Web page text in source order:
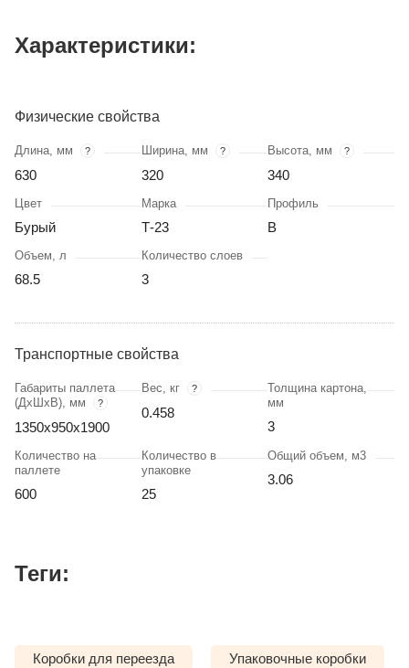
Характеристики:
Физические свойства
Длина, мм ?
630
Ширина, мм ?
320
Высота, мм ?
340
Цвет
Бурый
Марка
Т-23
Профиль
В
Объем, л
68.5
Количество слоев
3
Транспортные свойства
Габариты паллета
(ДхШхВ), мм
?
1350х950х1900
Вес, кг ?
0.458
Толщина картона,
мм
3
Количество на
паллете
600
Количество в
упаковке
25
Общий объем, м3
3.06
Теги:
Коробки для переезда Упаковочные коробки